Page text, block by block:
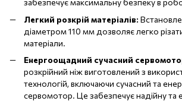
забезпечує максимальну безпеку в
Легкий розкрій матеріалів:
діаметром 110 мм дозволяє легко
матеріали.
Енергоощадний сучасний
розкрійний ніж виготовлений з
технологій, включаючи сучасний та
сервомотор. Це забезпечує надійну та